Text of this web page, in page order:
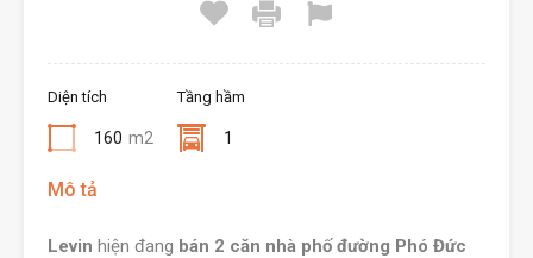
Diện tích
160 m2
Tầng hầm
1
Mô tả
Levin hiện đang bán 2 căn nhà phố đường Phó Đức